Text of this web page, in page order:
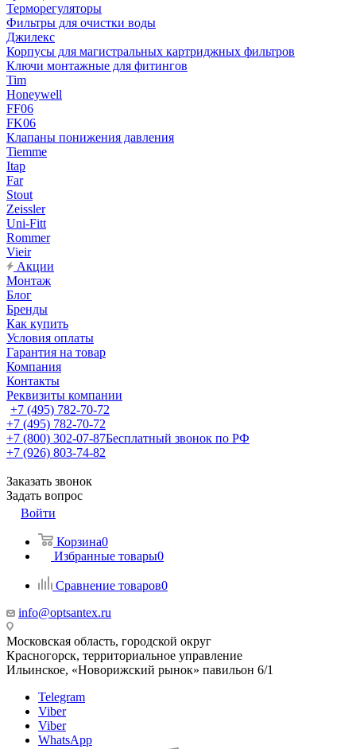
Терморегуляторы
Фильтры для очистки воды
Джилекс
Корпусы для магистральных картриджных фильтров
Ключи монтажные для фитингов
Tim
Honeywell
FF06
FK06
Клапаны понижения давления
Tiemme
Itap
Far
Stout
Zeissler
Uni-Fitt
Rommer
Vieir
Акции
Монтаж
Блог
Бренды
Как купить
Условия оплаты
Гарантия на товар
Компания
Контакты
Реквизиты компании
+7 (495) 782-70-72
+7 (495) 782-70-72
+7 (800) 302-07-87Бесплатный звонок по РФ
+7 (926) 803-74-82
Заказать звонок
Задать вопрос
Войти
Корзина0
Избранные товары0
Сравнение товаров0
info@optsantex.ru
Московская область, городской округ
Красногорск, территориальное управление
Ильинское, «Новорижский рынок» павильон 6/1
Telegram
Viber
Viber
WhatsApp